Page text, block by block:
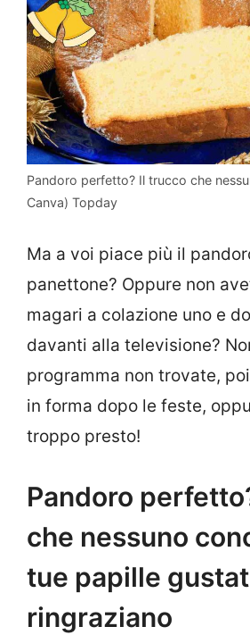
Pandoro perfetto? Il trucco che
Canva) Topday
Ma a voi piace più il
panettone? Oppure non
magari a colazione uno e
davanti alla televisione?
programma non trovate,
in forma dopo le feste,
troppo presto!
Pandoro
che nessuno
tue papille
ringraziano